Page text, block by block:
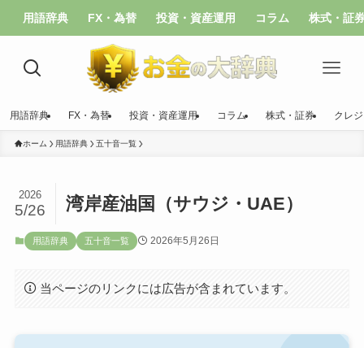
用語辞典 FX・為替 投資・資産運用 コラム 株式・証
用語辞典 FX・為替 投資・資産運用 コラム 株式・証券 クレ
ホーム 用語辞典 五十音一覧
湾岸産油国（サウジ・UAE）
2026
5/26
用語辞典 五十音一覧 2026年5月26日
当ページのリンクには広告が含まれています。